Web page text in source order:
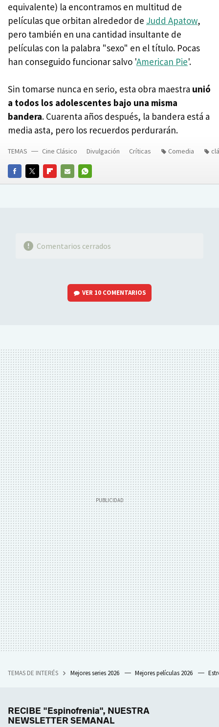
equivalente) la encontramos en multitud de
películas que orbitan alrededor de Judd Apatow,
pero también en una cantidad insultante de
películas con la palabra "sexo" en el título. Pocas
han conseguido funcionar salvo 'American Pie'.
Sin tomarse nunca en serio, esta obra maestra unió
a todos los adolescentes bajo una misma
bandera. Cuarenta años después, la bandera está a
media asta, pero los recuerdos perdurarán.
FACEBOOKTWITTERFLIPBOARD
E-
WHATSAPP
TEMAS Cine Clásico Divulgación Críticas Comedia
Comentarios cerrados
VER 10 COMENTARIOS
TEMAS DE INTERÉS Mejores series 2026 Mejores películas 2026
RECIBE "Espinofrenia", NUESTRA
NEWSLETTER SEMANAL